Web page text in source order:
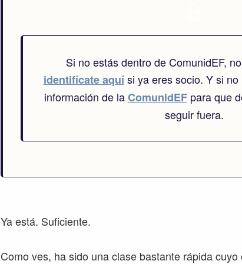
Si no estás dentro de ComunidEF,
identifícate aquísi ya eres socio. Y si
información de laComunidEFpara que
seguir fuera.
Ya está. Suficiente.
Como ves, ha sido una clase bastante rápida